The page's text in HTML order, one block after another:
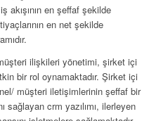
akışının en şeffaf şekilde
en net şekilde
ilişkileri yönetimi, şirket içi
bir rol oynamaktadır. Şirket içi
müşteri iletişimlerinin şeffaf bir
sağlayan crm yazılımı, ilerleyen